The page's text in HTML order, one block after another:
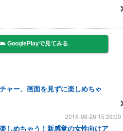
GooglePlayで見てみる
ャー、画面を見ずに楽しめちゃ
2016-08-26 15:39:00
しめちゃう！新感覚の女性向けア